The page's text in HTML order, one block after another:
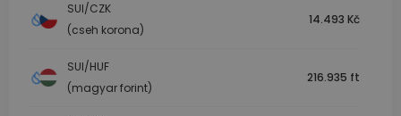
SUI/CZK
(cseh korona)
14.493 Kč
SUI/HUF
(magyar forint)
216.935 ft